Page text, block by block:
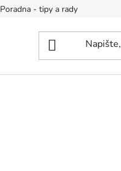
Poradna - tipy a rady